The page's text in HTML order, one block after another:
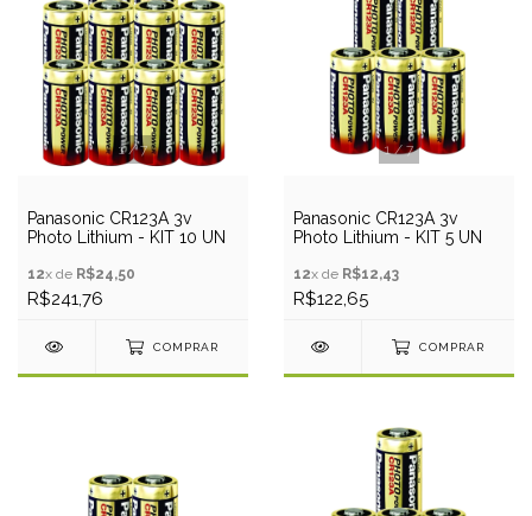
1/7
Panasonic CR123A 3v
Photo Lithium - KIT 10 UN
12x de R$24,50
R$241,76
COMPRAR
1/7
Panasonic CR123A 3v
Photo Lithium - KIT 5 UN
12x de R$12,43
R$122,65
COMPRAR